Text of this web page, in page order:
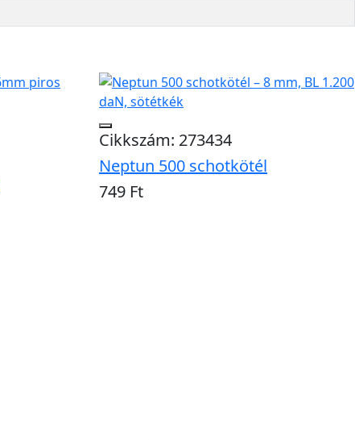
Cikkszám: 273434
Neptun 500 schotkötél
749 Ft